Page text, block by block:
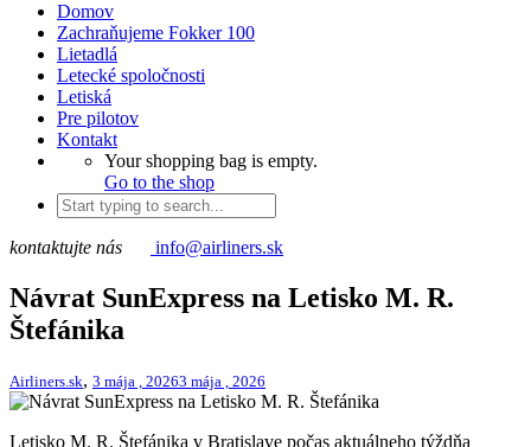
Domov
Zachraňujeme Fokker 100
Lietadlá
Letecké spoločnosti
Letiská
Pre pilotov
Kontakt
Your shopping bag is empty.
Go to the shop
kontaktujte nás info@airliners.sk
Návrat SunExpress na Letisko M. R.
Štefánika
Airliners.sk, 3 mája , 20263 mája , 2026
Letisko M. R. Štefánika v Bratislave počas aktuálneho týždňa